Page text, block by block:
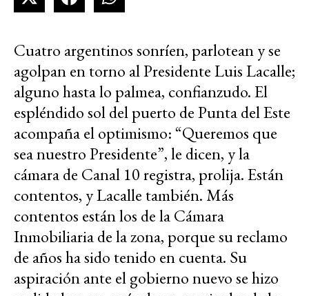
Cuatro argentinos sonríen, parlotean y se
agolpan en torno al Presidente Luis Lacalle;
alguno hasta lo palmea, confianzudo. El
espléndido sol del puerto de Punta del Este
acompaña el optimismo: “Queremos que
sea nuestro Presidente”, le dicen, y la
cámara de Canal 10 registra, prolija. Están
contentos, y Lacalle también. Más
contentos están los de la Cámara
Inmobiliaria de la zona, porque su reclamo
de años ha sido tenido en cuenta. Su
aspiración ante el gobierno nuevo se hizo